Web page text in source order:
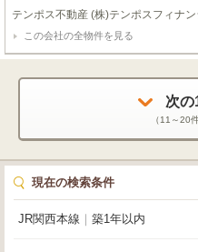
す🎨 あなたのこだわりが詰まった、
んか？🙌 開放感バツグンの「1フロア」物件！視認性もバツグンでお店の存在
感をしっかりアピールできます👀☀️ 安心のセキュリティ！「防犯カメラ」完備
で、女性のお客様や夜間の営業も安心・安全です🔒✨
ゃ店や美容サロン、保育園なども集
ジネスの可能性がグッと広がること間違いなし！🚀 「
したい！」「オフィスをもっとお洒
テンポス不動産 (株)テンポスフィナ
この会社の全物件を見る
次の
（11～20
現在の検索条件
JR関西本線 築1年以内